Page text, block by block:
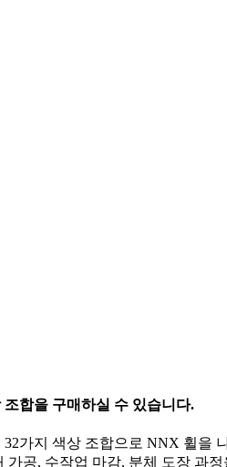
합을 구매하실 수 있습니다.
가지 색상 조합으로 NNX 휠을
가공, 수작업 마감, 분체 도장 과